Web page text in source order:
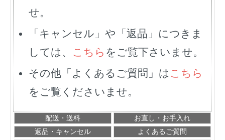
せ。
「キャンセル」や「返品」につきま
しては、 こちら をご覧下さいませ。
その他「よくあるご質問」は こちら
をご覧くださいませ。
配送・送料
お直し・お手入れ
返品・キャンセル
よくあるご質問